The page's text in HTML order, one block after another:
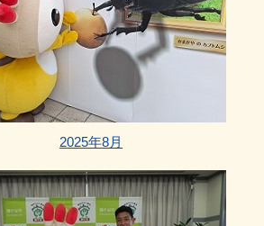
2025年8月